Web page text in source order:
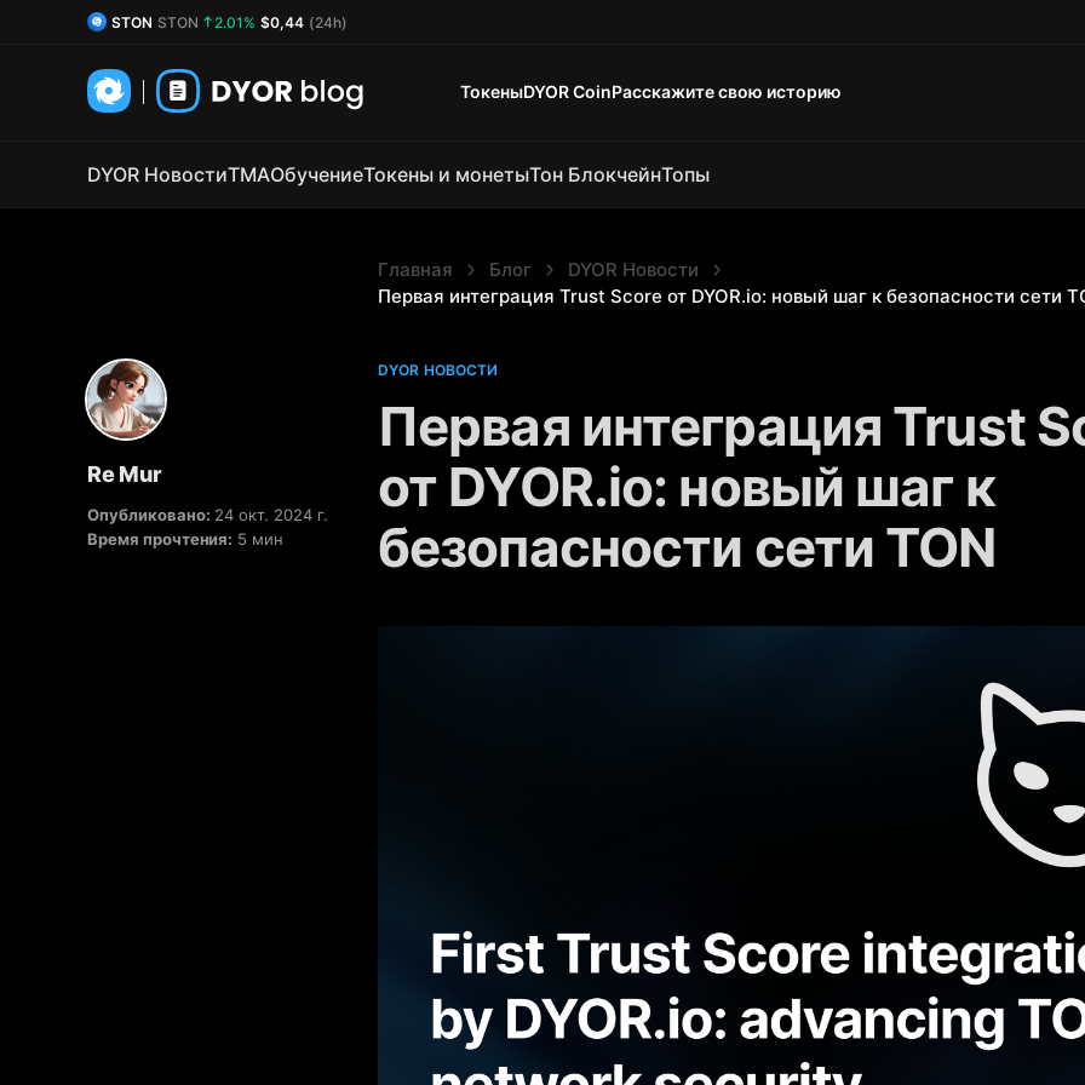
0.88%
ТокеныDYOR CoinРасскажите свою историю
DYOR НовостиTMAОбучениеТокены и монетыТон БлокчейнТопы
Главная Блог
DYOR Новости
Первая интеграция Trust Score от DYOR.io: новый шаг к безопасности сети
DYOR НОВОСТИ
Первая интеграция Trust
от DYOR.io: новый шаг к
безопасности сети TON
Re Mur
Опубликовано: 24 окт. 2024 г.
Время прочтения: 5 мин